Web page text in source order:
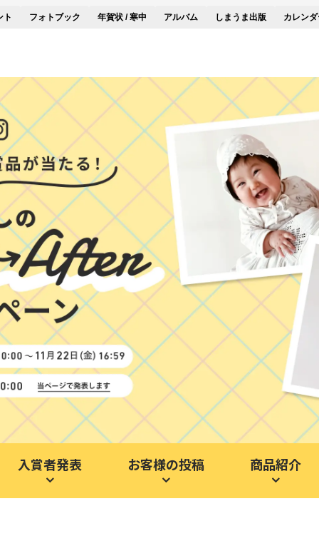
ト フォトブック 年賀状 / 寒中 アルバム しまうま出版 カレン
入賞者発表 お客様の投稿 商品紹介